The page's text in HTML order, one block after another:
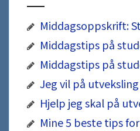
Middagsoppskrift:
Middagstips på
Middagstips på
Jeg vil på
Hjelp jeg skal på
Mine 5 beste tips